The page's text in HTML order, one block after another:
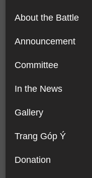
About the Battle
Announcement
Committee
In the News
Gallery
Trang Góp Ý
Donation